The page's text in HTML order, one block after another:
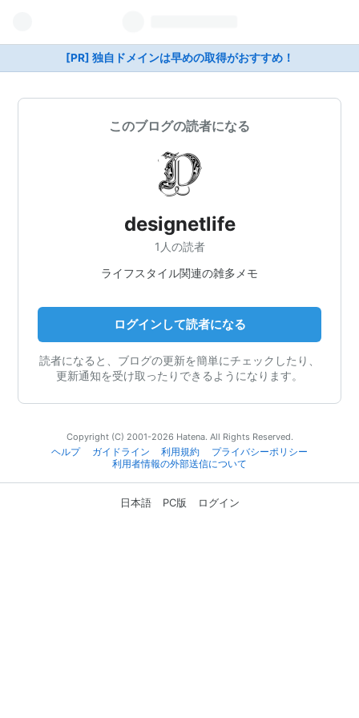
[PR] 独自ドメインは早めの取得がおすすめ！
このブログの読者になる
designetlife
1人の読者
ライフスタイル関連の雑多メモ
ログインして読者になる
読者になると、ブログの更新を簡単にチェックしたり、
更新通知を受け取ったりできるようになります。
Copyright (C) 2001-2026 Hatena. All Rights Reserved.
ヘルプ
ガイドライン 利用規約
プライバシーポリシー
利用者情報の外部送信について
日本語 PC版 ログイン